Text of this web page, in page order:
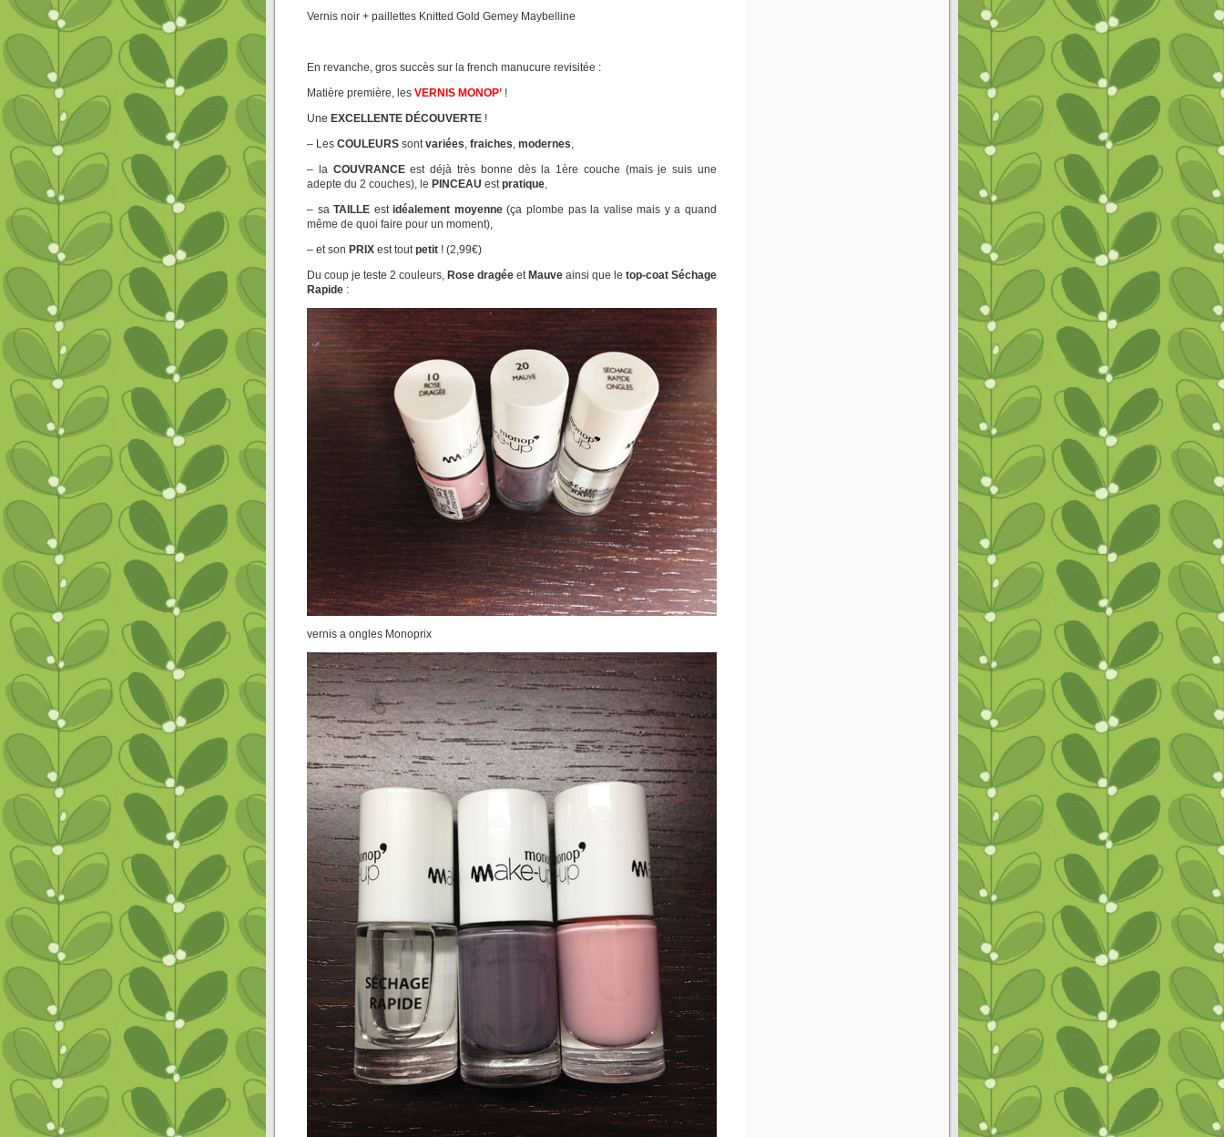
Vernis noir + paillettes Knitted Gold Gemey Maybelline
En revanche, gros succès sur la french manucure revisitée :
Matière première, les VERNIS MONOP’ !
Une EXCELLENTE DÉCOUVERTE !
– Les COULEURS sontvariées, fraiches, modernes,
– la COUVRANCEest déjà très bonne dès la 1ère couche (mais je suis une
adepte du 2 couches), le PINCEAU estpratique,
– saTAILLE estidéalement moyenne(ça plombe pas la valise mais y a quand
même de quoi faire pour un moment),
– et son PRIX est toutpetit ! (2,99€)
Du coup je teste 2 couleurs, Rose dragée et Mauve ainsi que le top-coat Séchage
Rapide :
vernis a ongles Monoprix